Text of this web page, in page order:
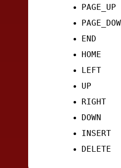
PAGE_UP
END
HOME
LEFT
UP
RIGHT
DOWN
INSERT
DELETE